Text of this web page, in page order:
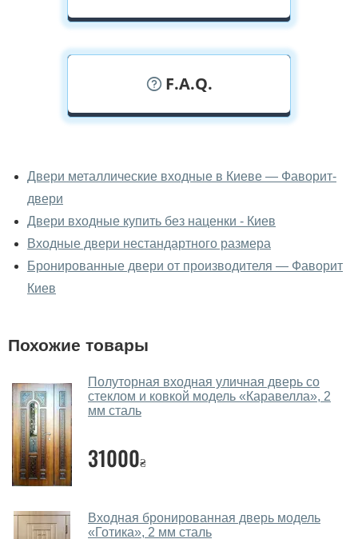
F.A.Q.
входные вживую?
Да, можно посмотреть двери входные в нашем
фирменном салоне-магазине.
У вас большой магазин?
Да, у нас большой выбор межкомнатных и входных
входные?
Да. Мы консультируем покупателейпо телефону ,
через мессенджеры, онлайн чат или непосредственно
в нашем салоне-магазине.
Какие двери входные посоветуете?
Наши рекомендации зависят от необходимых
Подбор входных дверей ведется индивидуально для
Двери металлические входные в Киеве — Фаворит-
двери
Двери входные купить без наценки - Киев
Входные двери нестандартного размера
Бронированные двери от производителя — Фаворит
Киев
Похожие товары
Полуторная входная уличная дверь со
стеклом и ковкой модель «Каравелла», 2
мм сталь
31000₴
Входная бронированная дверь модель
«Готика», 2 мм сталь